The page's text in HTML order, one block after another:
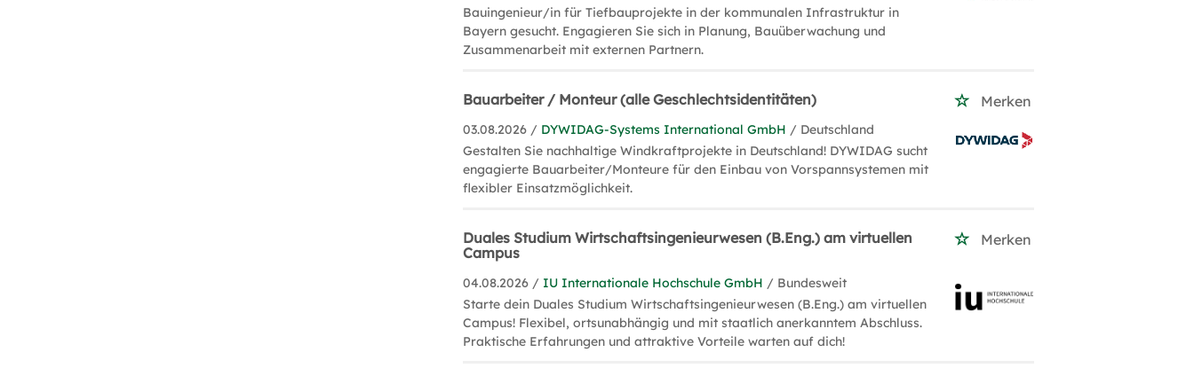
Bauingenieur/in für Tiefbauprojekte in der kommunalen Infrastruktur in
Bayern gesucht. Engagieren Sie sich in Planung, Bauüberwachung und
Zusammenarbeit mit externen Partnern.
Bauarbeiter / Monteur (alle Geschlechtsidentitäten) Merken
03.08.2026 / DYWIDAG-Systems International GmbH / Deutschland
Gestalten Sie nachhaltige Windkraftprojekte in Deutschland! DYWIDAG sucht
engagierte Bauarbeiter/Monteure für den Einbau von Vorspannsystemen mit
flexibler Einsatzmöglichkeit.
Duales Studium Wirtschaftsingenieurwesen (B.Eng.) am virtuellen
Campus
Merken
04.08.2026 / IU Internationale Hochschule GmbH / Bundesweit
Starte dein Duales Studium Wirtschaftsingenieurwesen (B.Eng.) am virtuellen
Campus! Flexibel, ortsunabhängig und mit staatlich anerkanntem Abschluss.
Praktische Erfahrungen und attraktive Vorteile warten auf dich!